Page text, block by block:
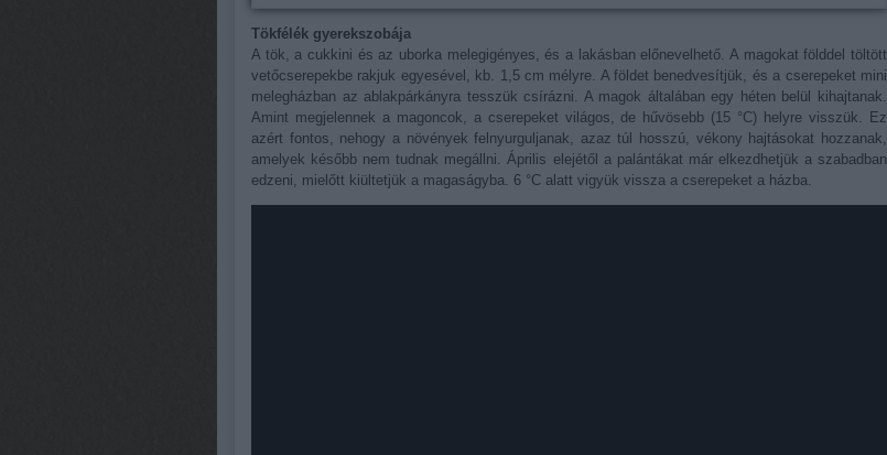
Tökfélék gyerekszobája
A tök, a cukkini és az uborka melegigényes, és a lakásban előnevelhető. A magokat földdel töltött
vetőcserepekbe rakjuk egyesével, kb. 1,5 cm mélyre. A földet benedvesítjük, és a cserepeket mini
melegházban az ablakpárkányra tesszük csírázni. A magok általában egy héten belül kihajtanak.
Amint megjelennek a magoncok, a cserepeket világos, de hűvösebb (15 °C) helyre visszük. Ez
azért fontos, nehogy a növények felnyurguljanak, azaz túl hosszú, vékony hajtásokat hozzanak,
amelyek később nem tudnak megállni. Április elejétől a palántákat már elkezdhetjük a szabadban
edzeni, mielőtt kiültetjük a magaságyba. 6 °C alatt vigyük vissza a cserepeket a házba.